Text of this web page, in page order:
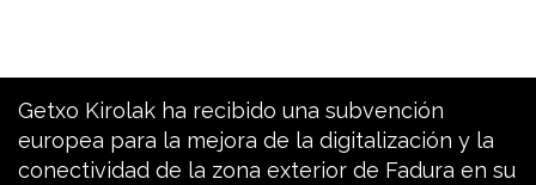
Getxo Kirolak ha recibido una subvención
europea para la mejora de la digitalización y la
conectividad de la zona exterior de Fadura en su